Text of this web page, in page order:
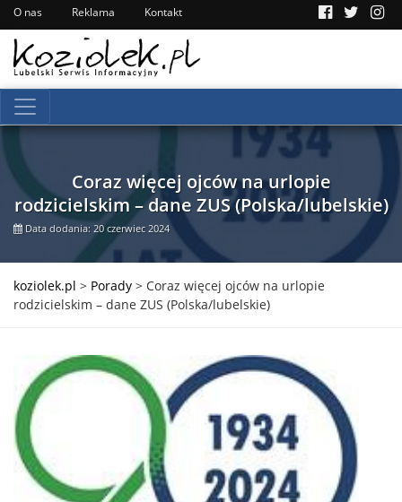
O nas Reklama Kontakt
Coraz więcej ojców na urlopie
rodzicielskim – dane ZUS (Polska/lubelskie)
Data dodania: 20 czerwiec 2024
koziolek.pl > Porady > Coraz więcej ojców na urlopie
rodzicielskim – dane ZUS (Polska/lubelskie)